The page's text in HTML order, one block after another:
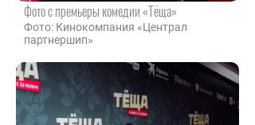
Фото с премьеры комедии «Тёща»
Фото: Кинокомпания «Централ
партнершип»